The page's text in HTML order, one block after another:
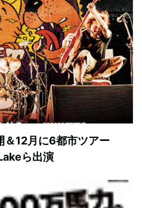
＆12月に6都市ツアー
ら出演